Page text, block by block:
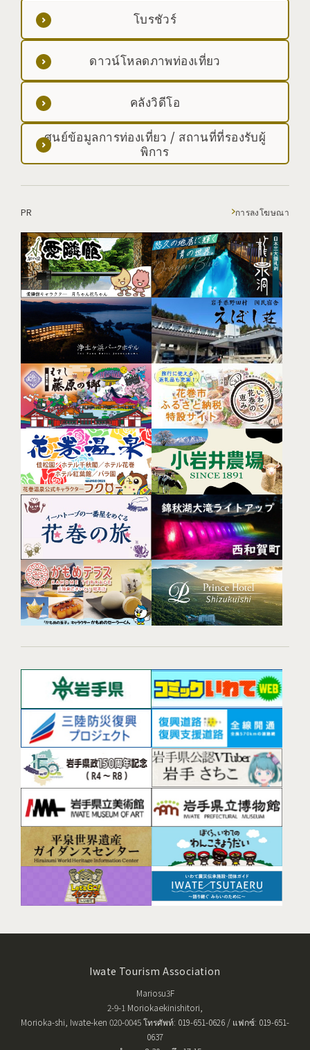
โบรชัวร์
ดาวน์โหลดภาพท่องเที่ยว
คลังวิดีโอ
ศูนย์ข้อมูลการท่องเที่ยว / สถานที่ที่รองรับผู้
พิการ
PR การลงโฆษณา
Iwate Tourism Association
Mariosu3F
2-9-1 Moriokaekinishitori,
Morioka-shi, Iwate-ken 020-0045 โทรศัพท์: 019-651-0626 / แฟกซ์: 019-651-
0637